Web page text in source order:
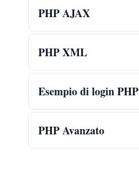
PHP AJAX
PHP XML
Esempio di login PHP
PHP Avanzato